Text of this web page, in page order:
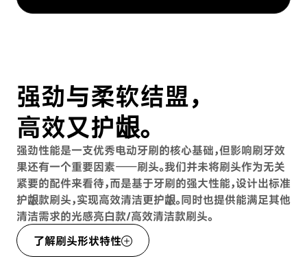
强劲与柔软结盟，
高效又护龈。
强劲性能是一支优秀电动牙刷的核心基础，但影响刷牙效
果还有一个重要因素——刷头。我们并未将刷头作为无关
紧要的配件来看待，而是基于牙刷的强大性能，设计出标准
护龈款刷头，实现高效清洁更护龈。同时也提供能满足其他
清洁需求的光感亮白款/高效清洁款刷头。
了解刷头形状特性